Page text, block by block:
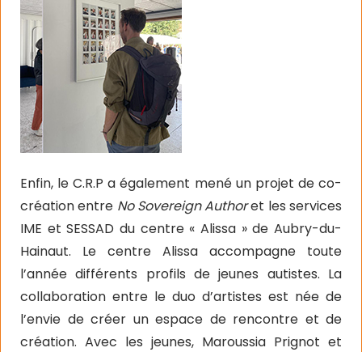
Enfin, le C.R.P a également mené un projet de co-
création entre No Sovereign Authoret les services
IME et SESSAD du centre « Alissa » de Aubry-du-
Hainaut. Le centre Alissa accompagne toute
l’année différents profils de jeunes autistes. La
collaboration entre le duo d’artistes est née de
l’envie de créer un espace de rencontre et de
création. Avec les jeunes, Maroussia Prignot et